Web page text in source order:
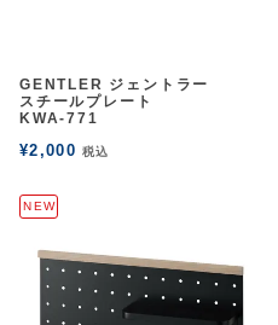
GENTLER ジェントラー
スチールプレート
KWA-771
¥2,000 税込
NEW